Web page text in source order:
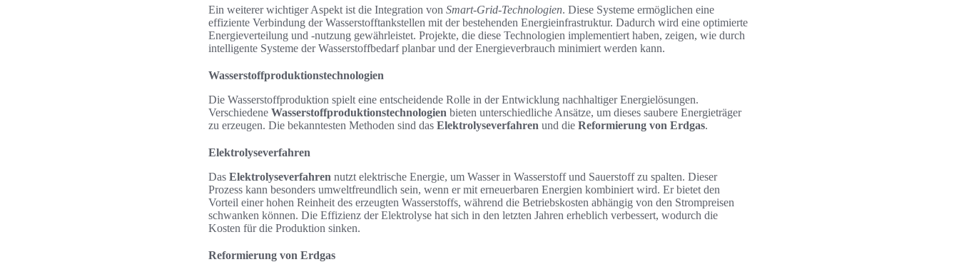
Ein weiterer wichtiger Aspekt ist die Integration von Smart-Grid-Technologien. Diese Systeme ermöglichen eine
effiziente Verbindung der Wasserstofftankstellen mit der bestehenden Energieinfrastruktur. Dadurch wird eine optimierte
Energieverteilung und -nutzung gewährleistet. Projekte, die diese Technologien implementiert haben, zeigen, wie durch
intelligente Systeme der Wasserstoffbedarf planbar und der Energieverbrauch minimiert werden kann.
Wasserstoffproduktionstechnologien
Die Wasserstoffproduktion spielt eine entscheidende Rolle in der Entwicklung nachhaltiger Energielösungen.
Verschiedene Wasserstoffproduktionstechnologien bieten unterschiedliche Ansätze, um dieses saubere Energieträger
zu erzeugen. Die bekanntesten Methoden sind das Elektrolyseverfahren und die Reformierung von Erdgas.
Elektrolyseverfahren
Das Elektrolyseverfahren nutzt elektrische Energie, um Wasser in Wasserstoff und Sauerstoff zu spalten. Dieser
Prozess kann besonders umweltfreundlich sein, wenn er mit erneuerbaren Energien kombiniert wird. Er bietet den
Vorteil einer hohen Reinheit des erzeugten Wasserstoffs, während die Betriebskosten abhängig von den Strompreisen
schwanken können. Die Effizienz der Elektrolyse hat sich in den letzten Jahren erheblich verbessert, wodurch die
Kosten für die Produktion sinken.
Reformierung von Erdgas